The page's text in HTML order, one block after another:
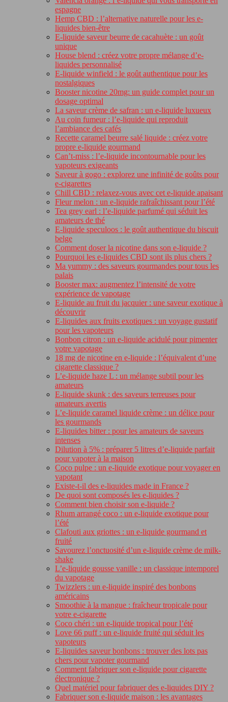
espagne
Hemp CBD : l’alternative naturelle pour les e-
liquides bien-être
E-liquide saveur beurre de cacahuète : un goût
unique
House blend : créez votre propre mélange d’e-
liquides personnalisé
E-liquide winfield : le goût authentique pour les
nostalgiques
Booster nicotine 20mg: un guide complet pour un
dosage optimal
La saveur crème de safran : un e-liquide luxueux
Au coin fumeur : l’e-liquide qui reproduit
l’ambiance des cafés
Recette caramel beurre salé liquide : créez votre
propre e-liquide gourmand
Can’t-miss : l’e-liquide incontournable pour les
vapoteurs exigeants
Saveur à gogo : explorez une infinité de goûts pour
e-cigarettes
Chill CBD : relaxez-vous avec cet e-liquide apaisant
Fleur melon : un e-liquide rafraîchissant pour l’été
Tea grey earl : l’e-liquide parfumé qui séduit les
amateurs de thé
E-liquide speculoos : le goût authentique du biscuit
belge
Comment doser la nicotine dans son e-liquide ?
Pourquoi les e-liquides CBD sont ils plus chers ?
Ma yummy : des saveurs gourmandes pour tous les
palais
Booster max: augmentez l’intensité de votre
expérience de vapotage
E-liquide au fruit du jacquier : une saveur exotique à
découvrir
E-liquides aux fruits exotiques : un voyage gustatif
pour les vapoteurs
Bonbon citron : un e-liquide acidulé pour pimenter
votre vapotage
18 mg de nicotine en e-liquide : l’équivalent d’une
cigarette classique ?
L’e-liquide haze L : un mélange subtil pour les
amateurs
E-liquide skunk : des saveurs terreuses pour
amateurs avertis
L’e-liquide caramel liquide crème : un délice pour
les gourmands
E-liquides bitter : pour les amateurs de saveurs
intenses
Dilution à 5% : préparer 5 litres d’e-liquide parfait
pour vapoter à la maison
Coco pulpe : un e-liquide exotique pour voyager en
vapotant
Existe-t-il des e-liquides made in France ?
De quoi sont composés les e-liquides ?
Comment bien choisir son e-liquide ?
Rhum arrangé coco : un e-liquide exotique pour
l’été
Clafouti aux griottes : un e-liquide gourmand et
fruité
Savourez l’onctuosité d’un e-liquide crème de milk-
shake
L’e-liquide gousse vanille : un classique intemporel
du vapotage
Twizzlers : un e-liquide inspiré des bonbons
américains
Smoothie à la mangue : fraîcheur tropicale pour
votre e-cigarette
Coco chéri : un e-liquide tropical pour l’été
Love 66 puff : un e-liquide fruité qui séduit les
vapoteurs
E-liquides saveur bonbons : trouver des lots pas
chers pour vapoter gourmand
Comment fabriquer son e-liquide pour cigarette
électronique ?
Quel matériel pour fabriquer des e-liquides DIY ?
Fabriquer son e-liquide maison : les avantages